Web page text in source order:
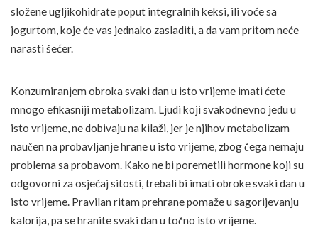
složene ugljikohidrate poput integralnih keksi, ili voće sa
jogurtom, koje će vas jednako zasladiti, a da vam pritom neće
narasti šećer.
Konzumiranjem obroka svaki dan u isto vrijeme imati ćete
mnogo efikasniji metabolizam. Ljudi koji svakodnevno jedu u
isto vrijeme, ne dobivaju na kilaži, jer je njihov metabolizam
naučen na probavljanje hrane u isto vrijeme, zbog čega nemaju
problema sa probavom. Kako ne bi poremetili hormone koji su
odgovorni za osjećaj sitosti, trebali bi imati obroke svaki dan u
isto vrijeme. Pravilan ritam prehrane pomaže u sagorijevanju
kalorija, pa se hranite svaki dan u točno isto vrijeme.